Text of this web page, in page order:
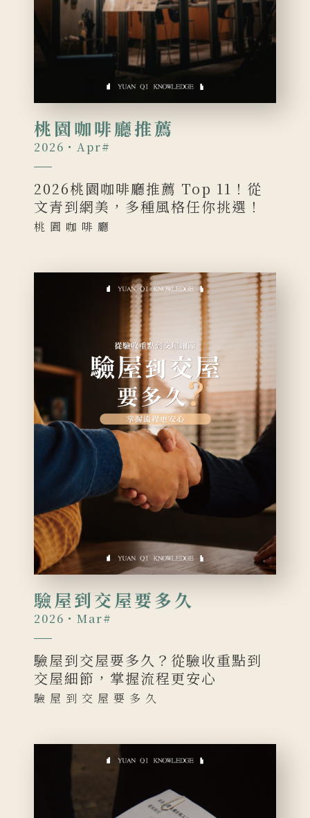
桃園咖啡廳推薦
2026・Apr#
2026桃園咖啡廳推薦 Top 11！從
文青到網美，多種風格任你挑選！
桃園咖啡廳
驗屋到交屋要多久
2026・Mar#
驗屋到交屋要多久？從驗收重點到
交屋細節，掌握流程更安心
驗屋到交屋要多久